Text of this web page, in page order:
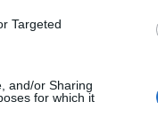
Targeted
and/or Sharing
for which it
mais longo do
o dia em que
e amigos um